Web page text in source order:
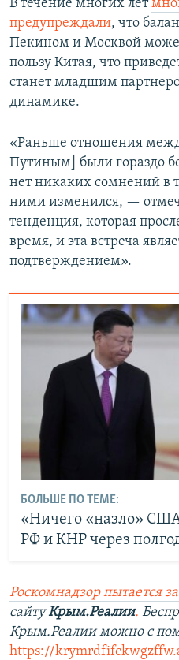
В течение многих лет
предупреждали, что
Пекином и Москвой
пользу Китая, что
станет младшим
динамике.
«Раньше отношения
Путиным] были гораздо
нет никаких сомнений в
ними изменился, —
тенденция, которая
время, и эта встреча
подтверждением».
БОЛЬШЕ ПО ТЕМЕ:
«Ничего «назло»
РФ и КНР через
Роскомнадзор пытается
сайтуКрым.Реалии.
Крым.Реалии можно с
https://